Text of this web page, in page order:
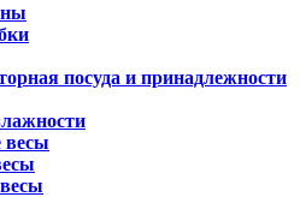
посуда и принадлежности
весы